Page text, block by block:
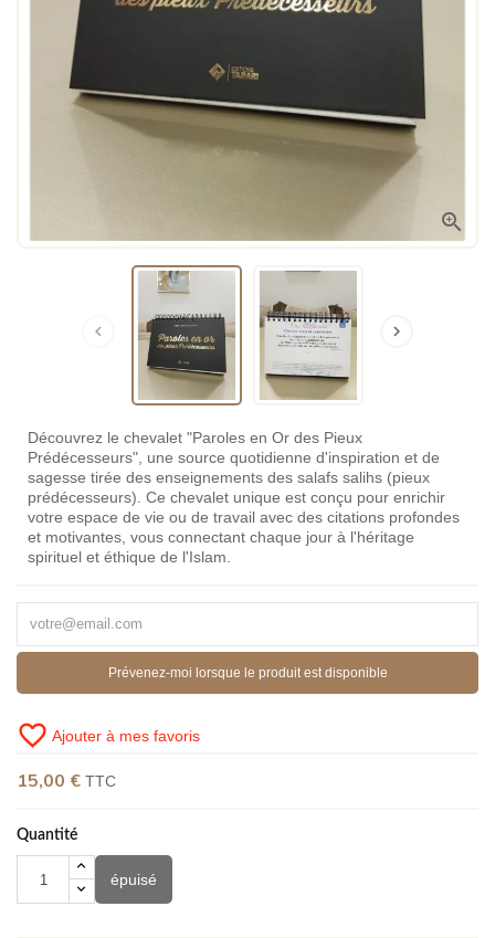

 
Découvrez le chevalet "Paroles en Or des Pieux
Prédécesseurs", une source quotidienne d'inspiration et de
sagesse tirée des enseignements des salafs salihs (pieux
prédécesseurs). Ce chevalet unique est conçu pour enrichir
votre espace de vie ou de travail avec des citations profondes
et motivantes, vous connectant chaque jour à l'héritage
spirituel et éthique de l'Islam.
Prévenez-moi lorsque le produit est disponible
favorite_border Ajouter à mes favoris
15,00 € TTC
Quantité
épuisé